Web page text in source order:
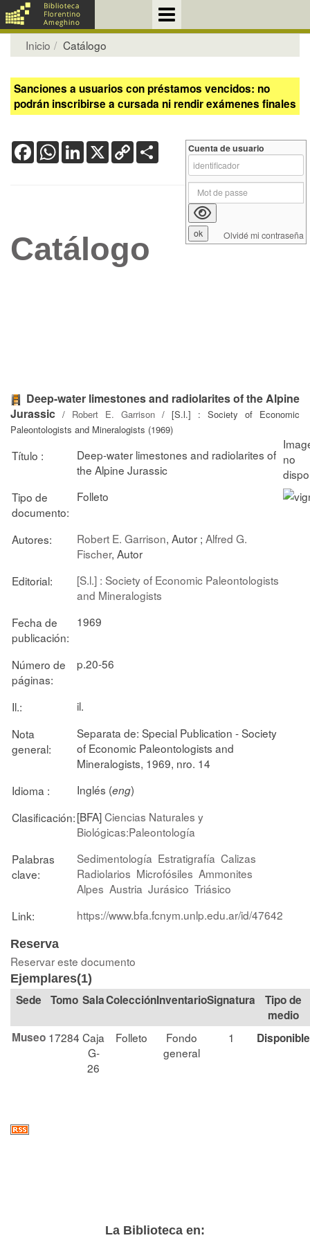
Inicio Catálogo
Sanciones a usuarios con préstamos vencidos: no
podrán inscribirse a cursada ni rendir exámenes finales
FacebookWhatsApp
LinkedIn
X Copy
Link
Catálogo
Deep-water limestones and radiolarites of the Alpine
Jurassic / Robert E. Garrison / [S.l.] : Society of Economic
Paleontologists and Mineralogists (1969)
Título :
Deep-water limestones and radiolarites of
the Alpine Jurassic
Tipo de
documento:
Folleto
Autores: Robert E. Garrison, Autor ; Alfred G.
Fischer, Autor
Editorial:
[S.l.] : Society of Economic Paleontologists
and Mineralogists
Fecha de
publicación:
1969
Número de
páginas:
p.20-56
Il.:
il.
Nota
general:
Separata de: Special Publication - Society
of Economic Paleontologists and
Mineralogists, 1969, nro. 14
Idioma :
Inglés (eng)
Clasificación:[BFA]Ciencias Naturales y
Biológicas:Paleontología
Palabras
clave:
Sedimentología Estratigrafía Calizas
Radiolarios Microfósiles Ammonites
Alpes Austria Jurásico Triásico
Link:
https://www.bfa.fcnym.unlp.edu.ar/id/47642
Reserva
Reservar este documento
Ejemplares(1)
Tomo SalaColección Signatura
Tipo de
medio
Museo 17284 Caja
G-
26
Folleto
Fondo
general
1 Disponible
Cuenta de usuario
Olvidé mi contraseña
La Biblioteca en: